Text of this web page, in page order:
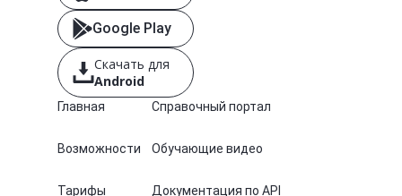
Google Play
Скачать для
Android
Главная
Возможности
Тарифы
Справочный портал
Обучающие видео
Документация по API